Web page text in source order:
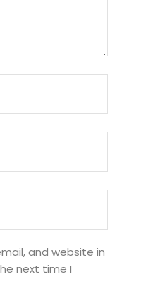
and website in
next time I